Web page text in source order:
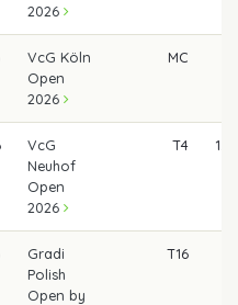
2026
VcG Köln
Open
2026
MC
VcG
Neuhof
Open
2026
T4
Gradi
Polish
Open by
T16